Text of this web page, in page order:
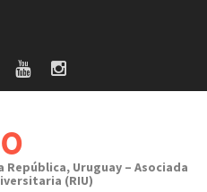
República, Uruguay – Asociada
(RIU)